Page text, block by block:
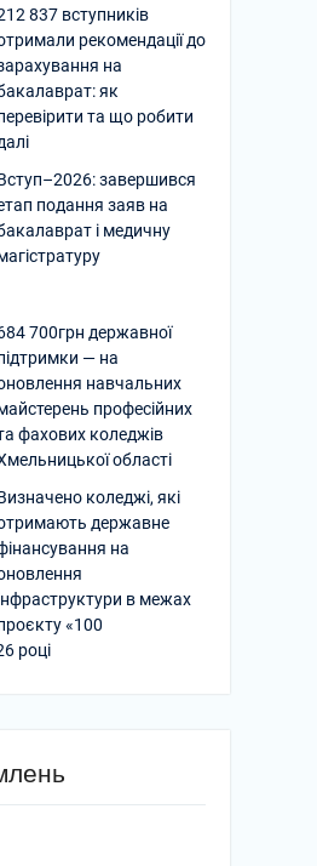
837 вступників
рекомендації до
на
як
та що робити
завершився
подання заяв на
і медичну
700грн державної
— на
навчальних
професійних
фахових коледжів
області
коледжі, які
державне
на
в межах
«100
році